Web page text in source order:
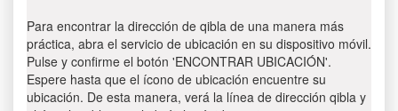
Para encontrar la dirección de qibla de una manera más
práctica, abra el servicio de ubicación en su dispositivo móvil.
Pulse y confirme el botón 'ENCONTRAR UBICACIÓN'.
Espere hasta que el ícono de ubicación encuentre su
ubicación. De esta manera, verá la línea de dirección qibla y